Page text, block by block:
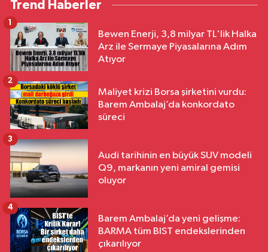
Trend Haberler
Bewen Enerji, 3,8 milyar TL'lik Halka
Arz ile Sermaye Piyasalarına Adım
Atıyor
1
Maliyet krizi Borsa şirketini vurdu:
Barem Ambalaj’da konkordato
süreci
2
Audi tarihinin en büyük SUV modeli
Q9, markanın yeni amiral gemisi
oluyor
3
Barem Ambalaj’da yeni gelişme:
BARMA tüm BIST endekslerinden
çıkarılıyor
4